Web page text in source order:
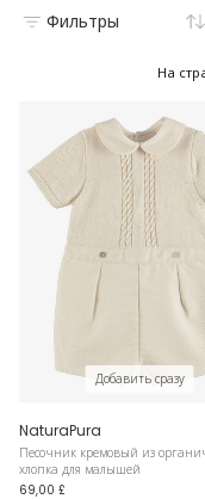
Фильтры
На
Добавить сразу
NaturaPura
Песочник кремовый из
хлопка для малышей
69,00 £